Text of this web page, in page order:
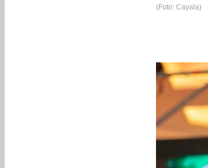
(Foto: Cayala)